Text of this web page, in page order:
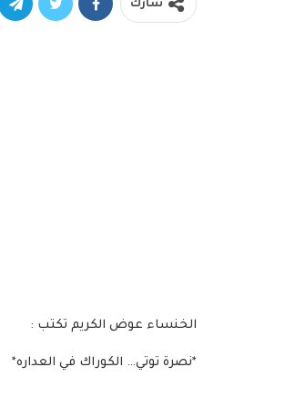
شارك
الخنساء عوض الكريم تكتب :
*نصرة توتي… الكوراك في العداره*